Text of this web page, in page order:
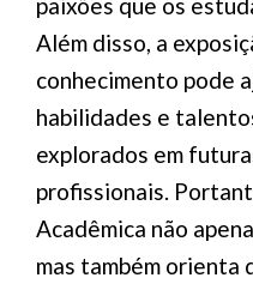
Além disso, a
conhecimento pode
habilidades e
explorados em
profissionais.
Acadêmica não
mas também orienta